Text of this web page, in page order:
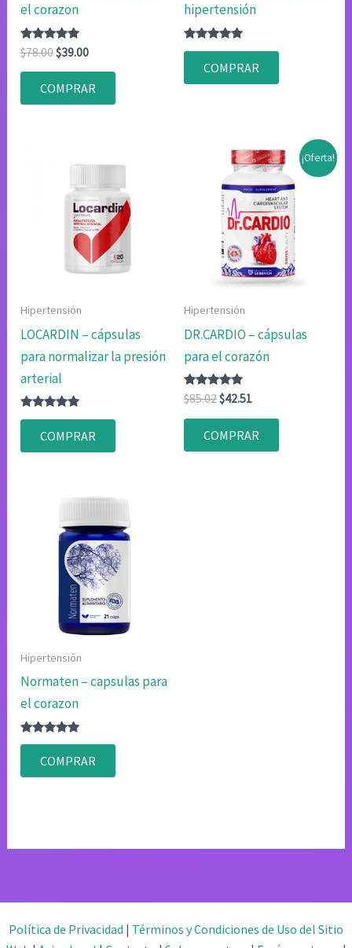
el corazon
Valorado
con
4.75
de 5
$78.00El
original
era:
$39.00El
actual
es:
COMPRAR
hipertensión
Valorado
4.75
de 5
COMPRAR
Hipertensión
LOCARDIN – cápsulas
para normalizar la presión
arterial
Valorado
4.75
de 5
COMPRAR
¡Oferta!
Hipertensión
DR.CARDIO – cápsulas
para el corazón
Valorado
con
4.80
$85.02El
original
era:
$42.51El
actual
es:
COMPRAR
Hipertensión
Normaten – capsulas para
el corazon
Valorado
4.80
de 5
COMPRAR
Política de Privacidad | Términos y Condiciones de Uso del Sitio